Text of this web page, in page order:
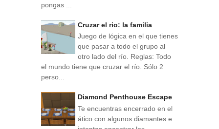
pongas ...
Cruzar el rio: la familia
Juego de lógica en el que tienes
que pasar a todo el grupo al
otro lado del río. Reglas: Todo
el mundo tiene que cruzar el río. Sólo 2
perso...
Diamond Penthouse Escape
Te encuentras encerrado en el
ático con algunos diamantes e